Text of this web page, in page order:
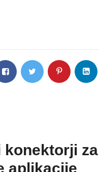
konektorji za
aplikacije